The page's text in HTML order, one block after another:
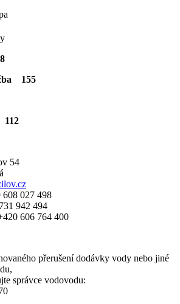
155
54
608 027 498
942 494
606 764 400
přerušení dodávky vody nebo jiné
správce vodovodu: